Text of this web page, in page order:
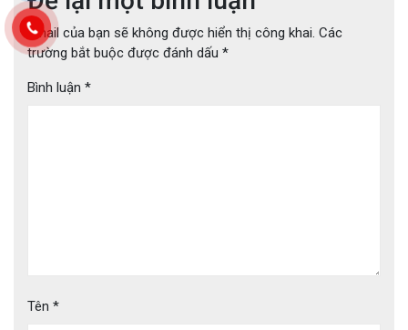
Email của bạn sẽ không được hiển thị công khai. Các
trường bắt buộc được đánh dấu *
Bình luận *
Tên *